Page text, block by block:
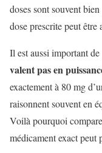
doses sont souvent
dose prescrite peut être
Il est aussi important
valent pas en
exactement à 80 mg
raisonnent souvent en
Voilà pourquoi
médicament exact peut